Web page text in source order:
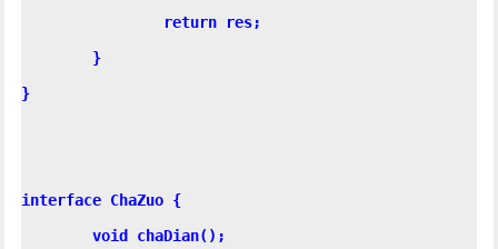
}
interface ChaZuo {
	void chaDian();